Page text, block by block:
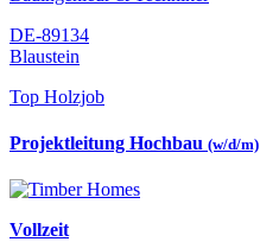
DE-89134
Blaustein
Top Holzjob
Projektleitung Hochbau (w/d/m)
Vollzeit